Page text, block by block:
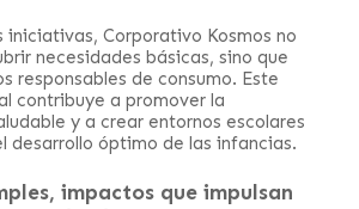
iniciativas, Corporativo Kosmos no
necesidades básicas, sino que
responsables de consumo. Este
contribuye a promover la
y a crear entornos escolares
desarrollo óptimo de las infancias.
impactos que impulsan